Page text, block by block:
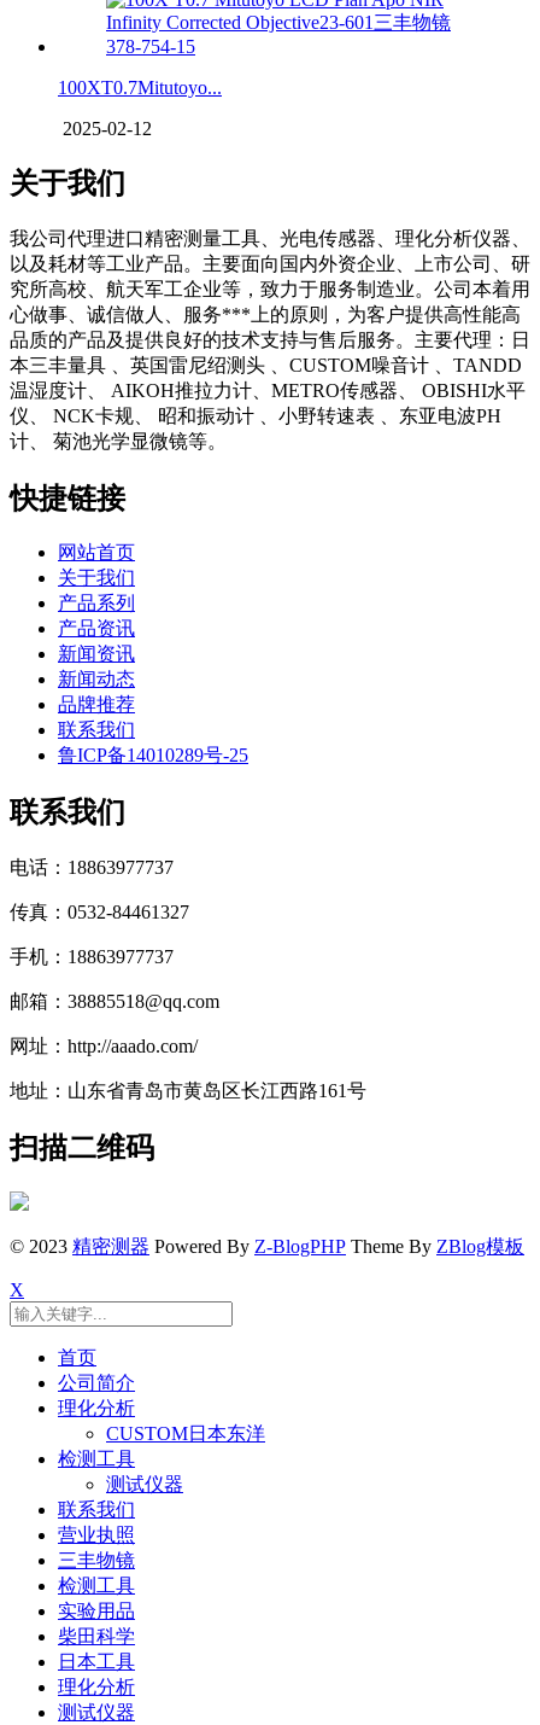
100XT0.7Mitutoyo...
2025-02-12
关于我们
我公司代理进口精密测量工具、光电传感器、理化分析仪器、
以及耗材等工业产品。主要面向国内外资企业、上市公司、研
究所高校、航天军工企业等，致力于服务制造业。公司本着用
心做事、诚信做人、服务***上的原则，为客户提供高性能高
品质的产品及提供良好的技术支持与售后服务。主要代理：日
本三丰量具 、英国雷尼绍测头 、CUSTOM噪音计 、TANDD
温湿度计、 AIKOH推拉力计、METRO传感器、 OBISHI水平
仪、 NCK卡规、 昭和振动计 、小野转速表 、东亚电波PH
计、 菊池光学显微镜等。
快捷链接
网站首页
关于我们
产品系列
产品资讯
新闻资讯
新闻动态
品牌推荐
联系我们
鲁ICP备14010289号-25
联系我们
电话：18863977737
传真：0532-84461327
手机：18863977737
邮箱：38885518@qq.com
网址：http://aaado.com/
地址：山东省青岛市黄岛区长江西路161号
扫描二维码
© 2023 精密测器 Powered By Z-BlogPHP Theme By ZBlog模板
X
首页
公司简介
理化分析
CUSTOM日本东洋
检测工具
测试仪器
联系我们
营业执照
三丰物镜
检测工具
实验用品
柴田科学
日本工具
理化分析
测试仪器